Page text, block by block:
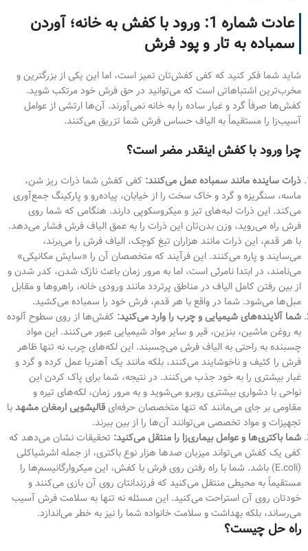
عادت شماره 1: ورود با کفش به خانه؛ آوردن
سمباده به تار و پود فرش
شاید شما فکر کنید که کفی کفش‌تان تمیز است، اما این یکی از بزرگترین و
مخرب‌ترین اشتباهاتی است که می‌توانید در حق فرش خود مرتکب شوید.
کفش‌ها صرفاً گرد و غبار ساده را به خانه نمی‌آورند. آن‌ها ارتشی از عوامل
آسیب‌زا را مستقیماً به الیاف حساس فرش شما تزریق می‌کنند.
چرا ورود با کفش اینقدر مضر است؟
ذرات ساینده مانند سمباده عمل می‌کنند: کفی کفش شما ذرات ریز شن،
ماسه، سنگریزه و گرد و خاک سخت را از خیابان، پیاده‌رو و پارکینگ جمع‌آوری
می‌کند. این ذرات لبه‌های تیز و میکروسکوپی دارند. هنگامی که شما روی
فرش راه می‌روید، وزن بدن‌تان این ذرات را به عمق الیاف فرش فشار می‌دهد.
با هر قدم، این ذرات مانند هزاران تیغ کوچک، الیاف فرش را می‌برند،
می‌سایند و پاره می‌کنند. این فرآیند که متخصصان آن را «سایش مکانیکی»
می‌نامند، در ابتدا نامرئی است، اما به مرور زمان باعث نازک شدن، کدر شدن و
از بین رفتن کامل الیاف در مناطق پرتردد مانند ورودی خانه، راهروها و مقابل
مبل‌ها می‌شود. شما در واقع با هر قدم، فرش خود را سمباده می‌کشید.
شما آلاینده‌های شیمیایی و چرب را وارد می‌کنید: کفش‌ها از روی سطوح آلوده
به روغن ماشین، بنزین، قیر و سایر مواد شیمیایی عبور می‌کنند. این مواد
چسبنده به راحتی به الیاف فرش می‌چسبند. این لکه‌های چرب نه تنها ظاهر
فرش را کثیف و ناخوشایند می‌کنند، بلکه مانند یک آهنربا عمل کرده و گرد و
غبار بیشتری را به خود جذب می‌کنند. در نتیجه، شما برای پاک کردن این
نواحی با دشواری بیشتری روبرو می‌شوید و به مرور زمان، لکه‌های تیره و
مقاومی بر جای می‌مانند که تنها متخصصان حرفه‌ایقالیشویی ارمغان مشهدبا
تجهیزات و مواد تخصصی می‌توانند آن‌ها را از بین ببرند.
شما باکتری‌ها و عوامل بیماری‌زا را منتقل می‌کنید: تحقیقات نشان می‌دهد که
کفی یک کفش می‌تواند میزبان صدها هزار نوع باکتری، از جمله اشرشیاکلی
(E.coli) باشد. شما با راه رفتن روی فرش با کفش، این میکروارگانیسم‌ها را
مستقیماً به محیطی منتقل می‌کنید که فرزندانتان روی آن بازی می‌کنند و
خودتان روی آن استراحت می‌کنید. این مسئله نه تنها به سلامت فرش آسیب
می‌رساند، بلکه بهداشت و سلامت خانواده شما را نیز به خطر می‌اندازد.
راه حل چیست؟